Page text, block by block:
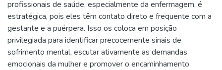
profissionais de saúde, especialmente da enfermagem, é
estratégica, pois eles têm contato direto e frequente com a
gestante e a puérpera. Isso os coloca em posição
privilegiada para identificar precocemente sinais de
sofrimento mental, escutar ativamente as demandas
emocionais da mulher e promover o encaminhamento